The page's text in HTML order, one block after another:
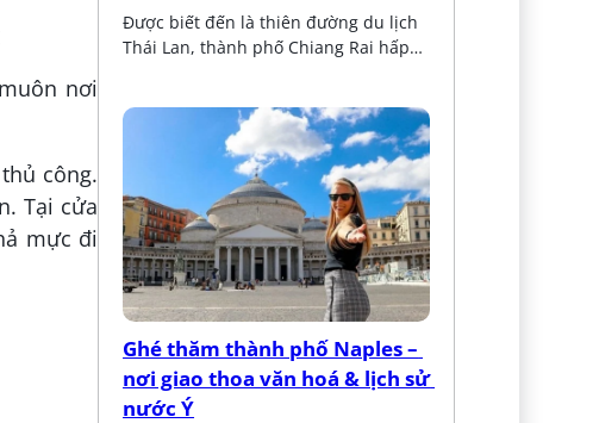
nơi
công.
Tại cửa
mực đi
Được biết đến là thiên đường du lịch
Thái Lan, thành phố Chiang Rai hấp…
Ghé thăm thành phố Naples –
nơi giao thoa văn hoá & lịch sử
nước Ý